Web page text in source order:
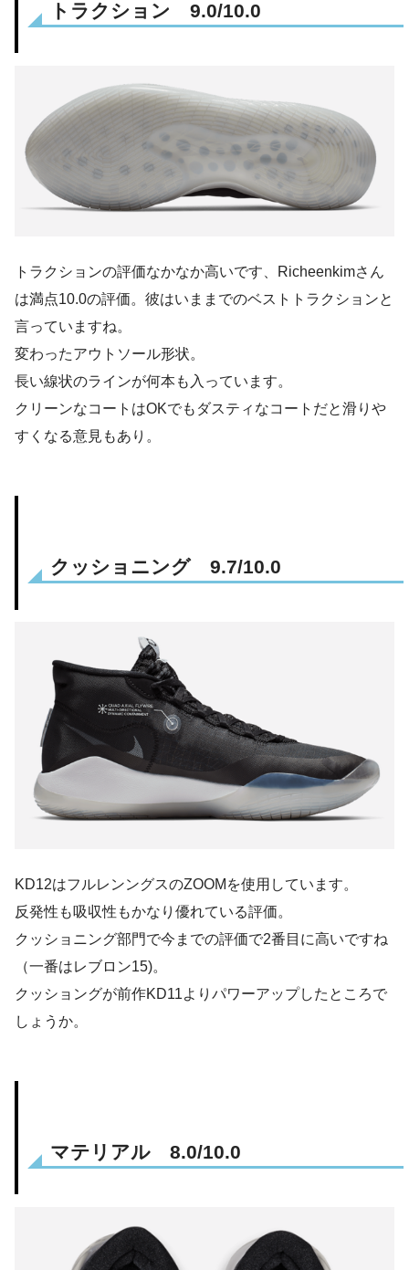
トラクション 9.0/10.0
トラクションの評価なかなか高いです、Richeenkimさん
は満点10.0の評価。彼はいままでのベストトラクションと
言っていますね。
変わったアウトソール形状。
長い線状のラインが何本も入っています。
クリーンなコートはOKでもダスティなコートだと滑りや
すくなる意見もあり。
クッショニング 9.7/10.0
KD12はフルレンングスのZOOMを使用しています。
反発性も吸収性もかなり優れている評価。
クッショニング部門で今までの評価で2番目に高いですね
（一番はレブロン15)。
クッショングが前作KD11よりパワーアップしたところで
しょうか。
マテリアル 8.0/10.0